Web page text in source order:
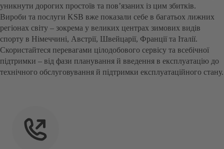
уникнути дорогих простоїв та пов’язаних із цим збитків.
Вироби та послуги KSB вже показали себе в багатьох лижних
регіонах світу – зокрема у великих центрах зимових видів
спорту в Німеччині, Австрії, Швейцарії, Франції та Італії.
Скористайтеся перевагами цілодобового сервісу та всебічної
підтримки – від фази планування й введення в експлуатацію до
технічного обслуговування й підтримки експлуатаційного стану.